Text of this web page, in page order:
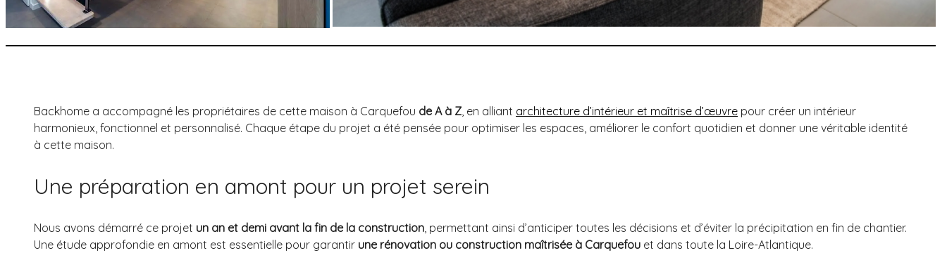
Backhome a accompagné les propriétaires de cette maison à Carquefou de A à Z, en alliant architecture d’intérieur et maîtrise d’œuvre pour créer un intérieur
harmonieux, fonctionnel et personnalisé. Chaque étape du projet a été pensée pour optimiser les espaces, améliorer le confort quotidien et donner une véritable identité
à cette maison.
Une préparation en amont pour un projet serein
Nous avons démarré ce projet un an et demi avant la fin de la construction, permettant ainsi d’anticiper toutes les décisions et d’éviter la précipitation en fin de chantier.
Une étude approfondie en amont est essentielle pour garantir une rénovation ou construction maîtrisée à Carquefou et dans toute la Loire-Atlantique.